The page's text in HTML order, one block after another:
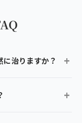
治りますか？